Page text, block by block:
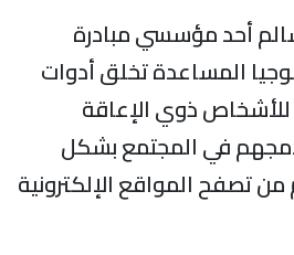
أحد مؤسسي مبادرة
المساعدة تخلق أدوات
ذوي الإعاقة
في المجتمع بشكل
تصفح المواقع الإلكترونية